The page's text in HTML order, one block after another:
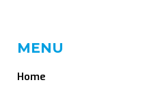
MENU
Home